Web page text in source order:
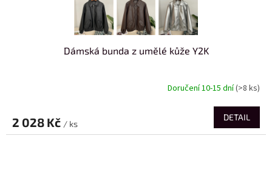
Dámská bunda z umělé kůže Y2K
Doručení 10-15 dní(>8 ks)
2 028 Kč / ks
DETAIL